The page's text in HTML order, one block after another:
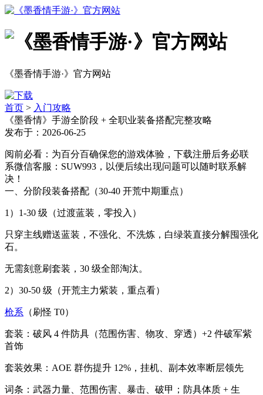
《墨香情手游·》官方网站
首页 > 入门攻略
《墨香情》手游全阶段 + 全职业装备搭配完整攻略
发布于：2026-06-25
阅前必看：为百分百确保您的游戏体验，下载注册后务必联
系微信客服：SUW993，以便后续出现问题可以随时联系解
决！
一、分阶段装备搭配（30-40 开荒中期重点）
1）1-30 级（过渡蓝装，零投入）
只穿主线赠送蓝装，不强化、不洗炼，白绿装直接分解囤强化
石。
无需刻意刷套装，30 级全部淘汰。
2）30-50 级（开荒主力紫装，重点看）
枪系 （刷怪 T0）
套装：破风 4 件防具（范围伤害、物攻、穿透）+2 件破军紫
首饰
套装效果：AOE 群伤提升 12%，挂机、副本效率断层领先
词条：武器力量、范围伤害、暴击、破甲；防具体质 + 生